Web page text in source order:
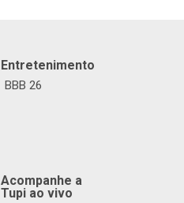
Entretenimento
BBB 26
Acompanhe a
Tupi ao vivo